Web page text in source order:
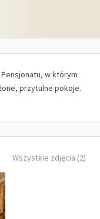
Pensjonatu, w którym
przytulne pokoje.
Wszystkie zdjęcia (2)